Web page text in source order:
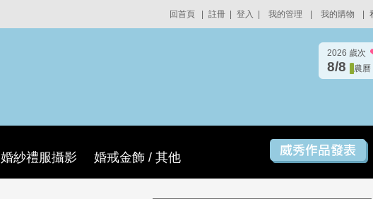
回首頁 註冊 登入 我的管理 我的購物
2026 歲次
8/8 農曆
婚紗禮服攝影 婚戒金飾 / 其他